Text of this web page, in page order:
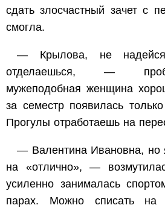
сдать злосчастный зачет с
смогла.
— Крылова, не
отделаешься, —
мужеподобная женщина
за семестр появилась
Прогулы отработаешь на
— Валентина Ивановна, но
на «отлично», —
усиленно занималась
парах. Можно списать на